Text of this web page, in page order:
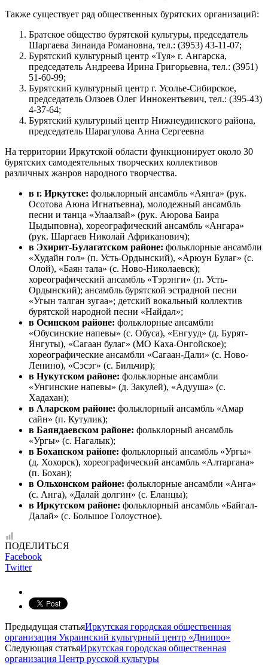
Также существует ряд общественных бурятских организаций:
Братское общество бурятской культуры, председатель
Шаргаева Зинаида Романовна, тел.: (3953) 43-11-07;
Бурятский культурный центр «Туя» г. Ангарска,
председатель Андреева Ирина Григорьевна, тел.: (3951)
51-60-99;
Бурятский культурный центр г. Усолье-Сибирское,
председатель Олзоев Олег Иннокентьевич, тел.: (395-43)
4-37-64;
Бурятский культурный центр Нижнеудинского района,
председатель Шарагулова Анна Сергеевна
На территории Иркутской области функционирует около 30
бурятских самодеятельных творческих коллективов
различных жанров народного творчества.
в г. Иркутске: фольклорный ансамбль «Аянга» (рук.
Осотова Аюна Игнатьевна), молодежный ансамбль
песни и танца «Улаалзай» (рук. Аюрова Баира
Цыдыповна), хореографический ансамбль «Ангара»
(рук. Шаргаев Николай Африканович);
в Эхирит-Булагатском районе: фольклорные ансамбли
«Худайн гол» (п. Усть-Ордынский), «Арюун Булаг» (с.
Олой), «Баян тала» (с. Ново-Николаевск);
хореографический ансамбль «Тэрэнги» (п. Усть-
Ордынский); ансамбль бурятской эстрадной песни
«Угын талган зугаа»; детский вокальный коллектив
бурятской народной песни «Найдал»;
в Осинском районе: фольклорные ансамбли
«Обусинские напевы» (с. Обуса), «Енгууд» (д. Бурят-
Янгуты), «Сагаан булаг» (МО Каха-Онгойское);
хореографические ансамбли «Сагаан-Дали» (с. Ново-
Ленино), «Сэсэг» (с. Бильчир);
в Нукутском районе: фольклорные ансамбли
«Унгинские напевы» (д. Закулей), «Адууша» (с.
Хадахан);
в Аларском районе: фольклорный ансамбль «Амар
сайн» (п. Кутулик);
в Баяндаевском районе: фольклорный ансамбль
«Ургы» (с. Нагалык);
в Боханском районе: фольклорный ансамбль «Ургы»
(д. Хохорск), хореографический ансамбль «Алтаргана»
(п. Бохан);
в Ольхонском районе: фольклорные ансамбли «Анга»
(с. Анга), «Далай долгин» (с. Еланцы);
в Иркутском районе: фольклорный ансамбль «Байгал-
Далай» (с. Большое Голоустное).
ПОДЕЛИТЬСЯ
Facebook
Twitter
Предыдущая статьяИркутская городская общественная
организация Украинский культурный центр «Днипро»
Следующая статьяИркутская городская общественная
организация Центр русской культуры